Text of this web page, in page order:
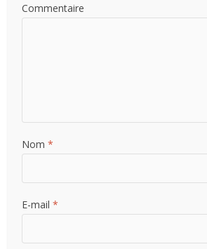
Commentaire
Nom*
E-mail*